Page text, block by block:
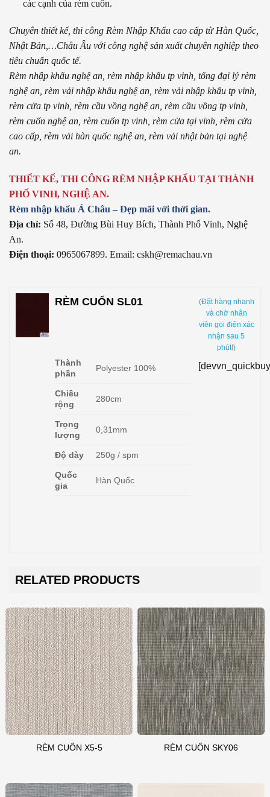
các cạnh của rèm cuốn.
Chuyên thiết kế, thi công Rèm Nhập Khẩu cao cấp từ Hàn Quốc,
Nhật Bản,…Châu Âu với công nghệ sản xuất chuyên nghiệp theo
tiêu chuẩn quốc tế.
Rèm nhập khẩu nghệ an, rèm nhập khẩu tp vinh, tổng đại lý rèm
nghệ an, rèm vải nhập khẩu nghệ an, rèm vải nhập khẩu tp vinh,
rèm cửa tp vinh, rèm cầu vồng nghệ an, rèm cầu vồng tp vinh,
rèm cuốn nghệ an, rèm cuốn tp vinh, rèm cửa tại vinh, rèm cửa
cao cấp, rèm vải hàn quốc nghệ an, rèm vải nhật bản tại nghệ
an.
THIẾT KẾ, THI CÔNG RÈM NHẬP KHẨU TẠI THÀNH
PHỐ VINH, NGHỆ AN.
Rèm nhập khẩu Á Châu – Đẹp mãi với thời gian.
Địa chỉ: Số 48, Đường Bùi Huy Bích, Thành Phố Vinh, Nghệ
An.
Điện thoại: 0965067899. Email: cskh@remachau.vn
RÈM CUỐN SL01
Thành
phần
Polyester 100%
Chiều
rộng
280cm
Trọng
lượng
0,31mm
Độ dày 250g / spm
Quốc
gia
Hàn Quốc
(Đặt hàng nhanh
và chờ nhân
viên gọi điện xác
nhận sau 5
phút!)
RELATED PRODUCTS
RÈM CUỐN X5-5 RÈM CUỐN SKY06